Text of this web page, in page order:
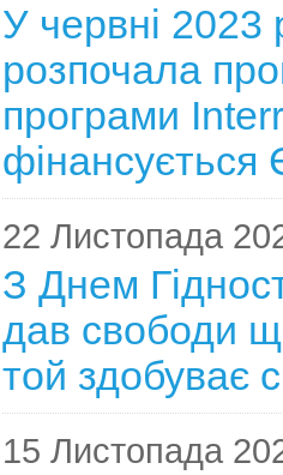
У червні 2023
розпочала
програми
22 Листопада
З Днем
дав свободи
той здобуває
15 Листопада